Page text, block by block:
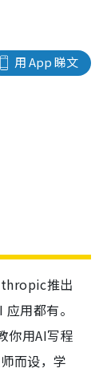
用 App 睇文
推出
用都有。
用AI写程
而设，学